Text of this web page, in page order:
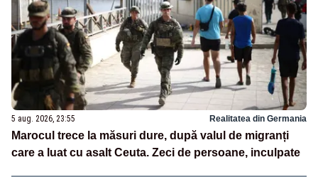
5 aug. 2026, 23:55 Realitatea din Germania
Marocul trece la măsuri dure, după valul de migranți
care a luat cu asalt Ceuta. Zeci de persoane, inculpate